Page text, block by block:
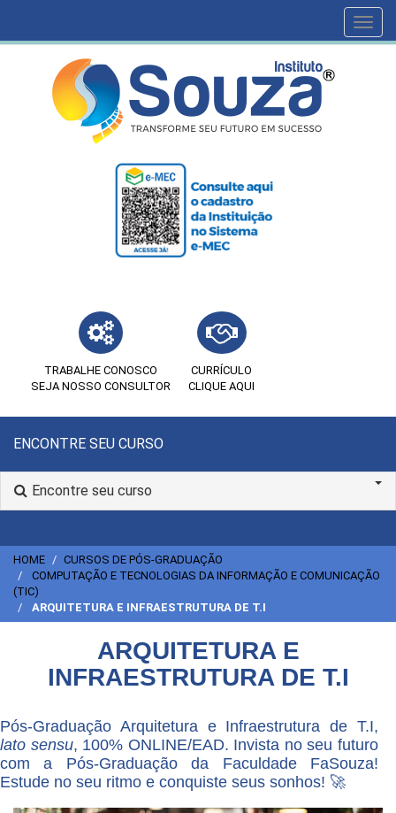
TRABALHE CONOSCO
SEJA NOSSO CONSULTOR
CURRÍCULO
CLIQUE AQUI
ENCONTRE SEU CURSO
Encontre seu curso
HOME
CURSOS DE PÓS-GRADUAÇÃO
COMPUTAÇÃO E TECNOLOGIAS DA INFORMAÇÃO E COMUNICAÇÃO
(TIC)
ARQUITETURA E INFRAESTRUTURA DE T.I
ARQUITETURA E
INFRAESTRUTURA DE T.I
Pós-Graduação Arquitetura e Infraestrutura de T.I,
lato sensu, 100% ONLINE/EAD. Invista no seu futuro
com a Pós-Graduação da Faculdade FaSouza!
Estude no seu ritmo e conquiste seus sonhos! 🚀